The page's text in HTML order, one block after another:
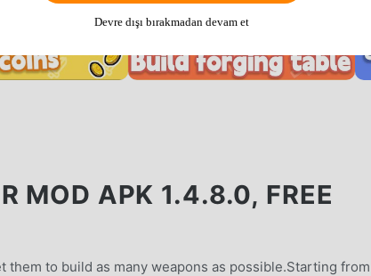
MOD APK 1.4.8.0, FREE
them to build as many weapons as possible.Starting
Devre dışı bırakmadan devam et